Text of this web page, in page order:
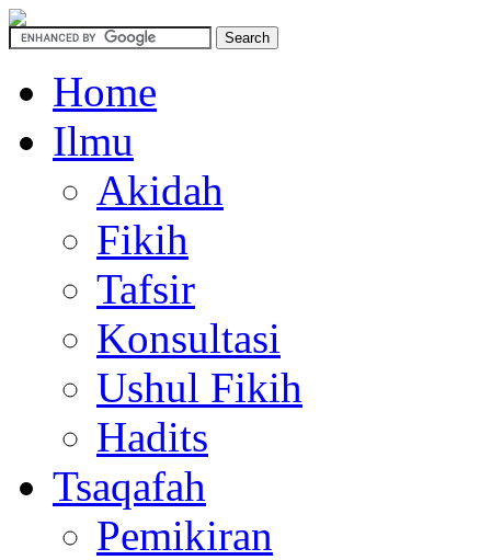
Home
Ilmu
Akidah
Fikih
Tafsir
Konsultasi
Ushul Fikih
Hadits
Tsaqafah
Pemikiran